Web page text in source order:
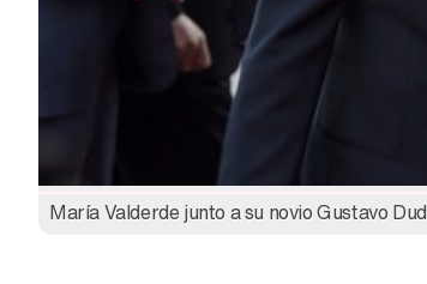
María Valderde junto a su novio Gustavo